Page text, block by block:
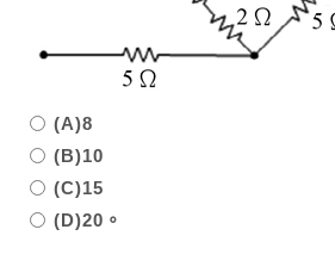
(A)8
(B)10
(C)15
(D)20。